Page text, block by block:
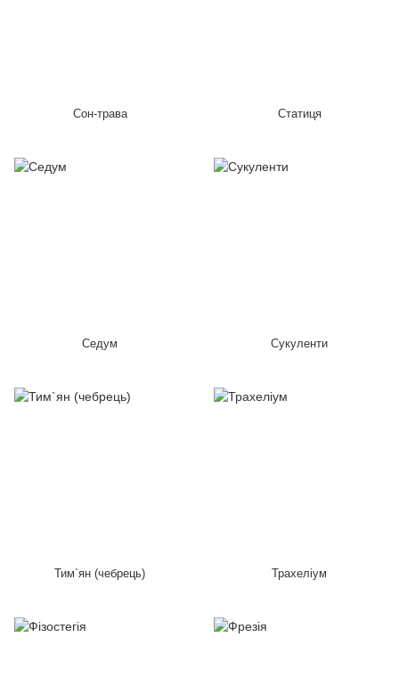
Сон-трава Статиця
Седум Сукуленти
Тим`ян (чебрець) Трахеліум